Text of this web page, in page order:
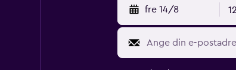
fre 14/8